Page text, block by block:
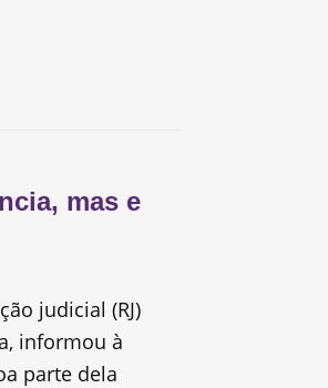
mas e
judicial (RJ)
informou à
parte dela